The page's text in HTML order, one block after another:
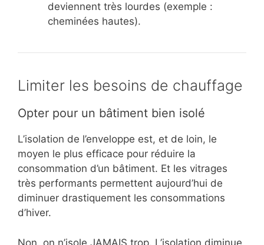
deviennent très lourdes (exemple :
cheminées hautes).
Limiter les besoins de chauffage
Opter pour un bâtiment bien isolé
L’isolation de l’enveloppe est, et de loin, le
moyen le plus efficace pour réduire la
consommation d’un bâtiment. Et les vitrages
très performants permettent aujourd’hui de
diminuer drastiquement les consommations
d’hiver.
Non, on n’isole JAMAIS trop. L’isolation diminue